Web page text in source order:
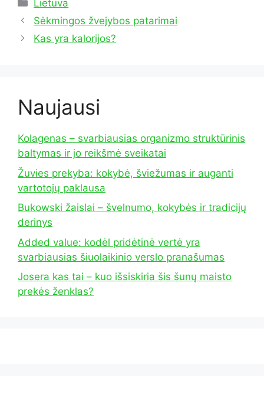
Lietuva
Sėkmingos žvejybos patarimai
Kas yra kalorijos?
Naujausi
Kolagenas – svarbiausias organizmo struktūrinis
baltymas ir jo reikšmė sveikatai
Žuvies prekyba: kokybė, šviežumas ir auganti
vartotojų paklausa
Bukowski žaislai – švelnumo, kokybės ir tradicijų
derinys
Added value: kodėl pridėtinė vertė yra
svarbiausias šiuolaikinio verslo pranašumas
Josera kas tai – kuo išsiskiria šis šunų maisto
prekės ženklas?